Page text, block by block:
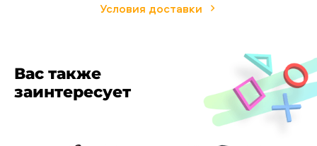
Условия доставки
Вас также
заинтересует